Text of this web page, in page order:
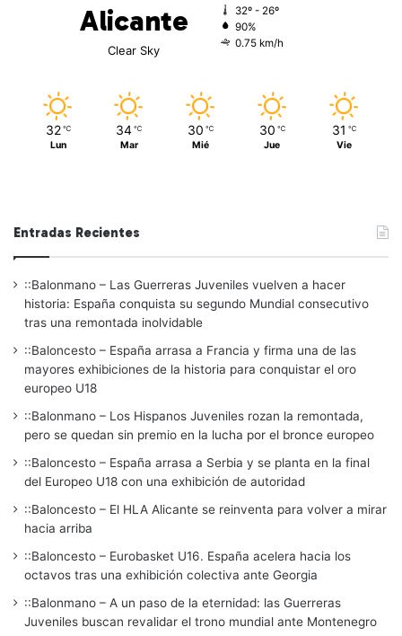
Alicante
Clear Sky
32º - 26º
90%
0.75 km/h
32 ℃
Lun
34 ℃
Mar
30 ℃
Mié
30 ℃
Jue
31 ℃
Vie
Entradas Recientes
::Balonmano – Las Guerreras Juveniles vuelven a hacer
historia: España conquista su segundo Mundial consecutivo
tras una remontada inolvidable
::Baloncesto – España arrasa a Francia y firma una de las
mayores exhibiciones de la historia para conquistar el oro
europeo U18
::Balonmano – Los Hispanos Juveniles rozan la remontada,
pero se quedan sin premio en la lucha por el bronce europeo
::Baloncesto – España arrasa a Serbia y se planta en la final
del Europeo U18 con una exhibición de autoridad
::Baloncesto – El HLA Alicante se reinventa para volver a mirar
hacia arriba
::Baloncesto – Eurobasket U16. España acelera hacia los
octavos tras una exhibición colectiva ante Georgia
::Balonmano – A un paso de la eternidad: las Guerreras
Juveniles buscan revalidar el trono mundial ante Montenegro